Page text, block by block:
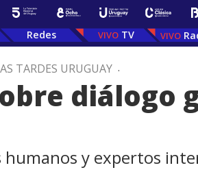
Redes TV
TARDES URUGUAY .
diálogo
y expertos